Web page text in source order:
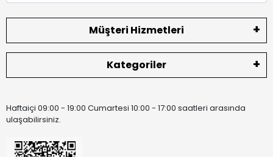
Müşteri Hizmetleri
Kategoriler
Haftaiçi 09:00 - 19:00 Cumartesi 10:00 - 17:00 saatleri arasında
ulaşabilirsiniz.